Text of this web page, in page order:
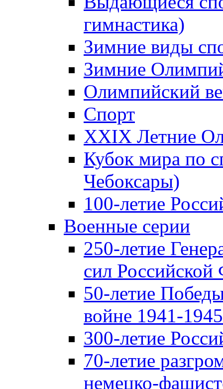
гимнастика)
Зимние виды
Зимние
Олимпийский
Спорт
XXIX Летние
Кубок мира по
Чебоксары)
100-летие
Военные серии
250-летие
сил Российской
50-летие
войне 1941-1945
300-летие
70-летие
немецко-